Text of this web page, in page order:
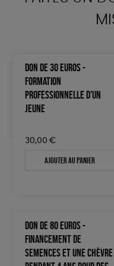
DON DE 30 EUROS -
FORMATION
PROFESSIONNELLE D'UN
JEUNE
30,00 €
Ajouter au panier
DON DE 80 EUROS -
FINANCEMENT DE
SEMENCES ET UNE CHÈVRE